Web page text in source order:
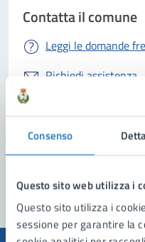
Consenso
Questo sito web utilizza i
Questo sito utilizza i
sessione per garantire la
Contatta il comune
Leggi le domande
Richiedi assistenza
Problemi in città